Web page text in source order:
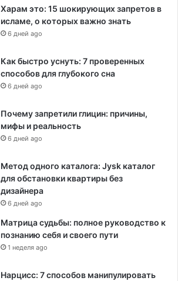
Харам это: 15 шокирующих запретов в
исламе, о которых важно знать
6 дней ago
Как быстро уснуть: 7 проверенных
способов для глубокого сна
6 дней ago
Почему запретили глицин: причины,
мифы и реальность
6 дней ago
Метод одного каталога: Jysk каталог
для обстановки квартиры без
дизайнера
6 дней ago
Матрица судьбы: полное руководство к
познанию себя и своего пути
1 неделя ago
Нарцисс: 7 способов манипулировать